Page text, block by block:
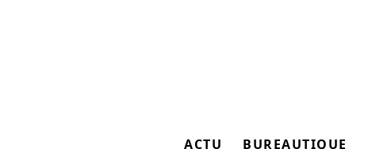
ACTU BUREAUTIQUE